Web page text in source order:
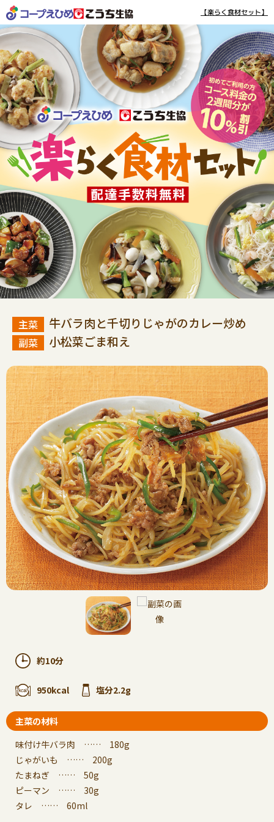
【楽らく食材セット】
牛バラ肉と千切りじゃがのカレー炒め
小松菜ごま和え
約10分
950kcal 塩分2.2g
主菜の材料
味付け牛バラ肉 …… 180g
じゃがいも …… 200g
たまねぎ …… 50g
ピーマン …… 30g
タレ …… 60ml